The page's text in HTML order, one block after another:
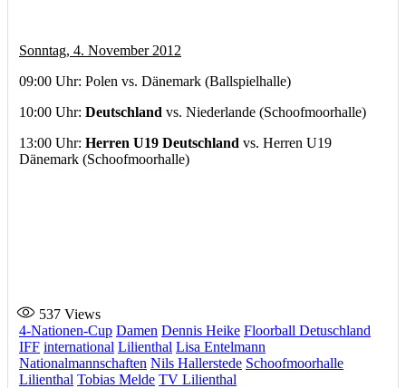
Sonntag, 4. November 2012
09:00 Uhr: Polen vs. Dänemark (Ballspielhalle)
10:00 Uhr: Deutschland vs. Niederlande (Schoofmoorhalle)
13:00 Uhr: Herren U19 Deutschland vs. Herren U19
Dänemark (Schoofmoorhalle)
537 Views
4-Nationen-Cup Damen Dennis Heike Floorball Detuschland
IFF international Lilienthal Lisa Entelmann
Nationalmannschaften Nils Hallerstede Schoofmoorhalle
Lilienthal Tobias Melde TV Lilienthal